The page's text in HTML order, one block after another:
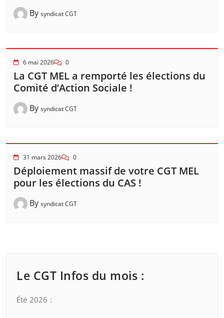
By syndicat CGT
6 mai 2026 0
La CGT MEL a remporté les élections du
Comité d’Action Sociale !
By syndicat CGT
31 mars 2026 0
Déploiement massif de votre CGT MEL
pour les élections du CAS !
By syndicat CGT
Le CGT Infos du mois :
Été 2026 :